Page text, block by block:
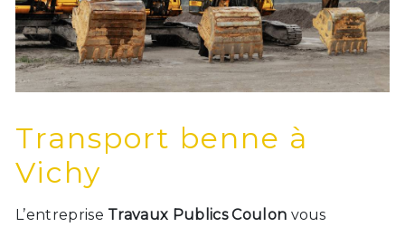
Transport benne à
Vichy
L’entreprise Travaux Publics Coulon vous